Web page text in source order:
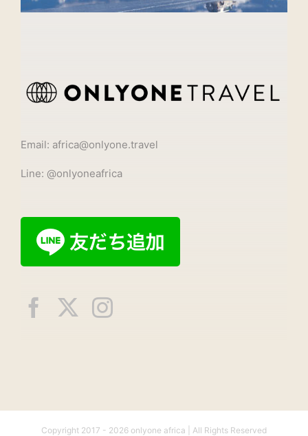
Email: africa@onlyone.travel
Line: @onlyoneafrica
Copyright 2017 - 2026 onlyone africa | All Rights Reserved